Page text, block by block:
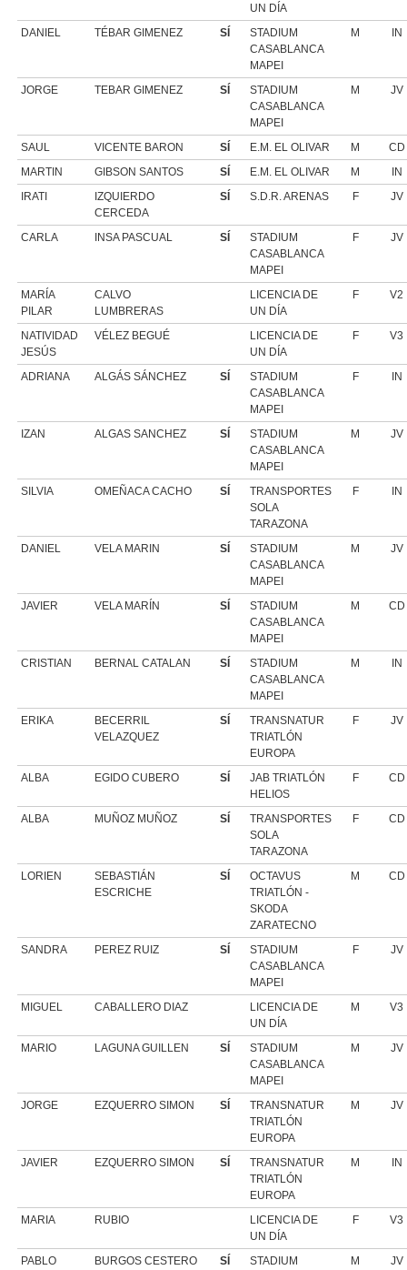
UN DÍA
DANIEL TÉBAR GIMENEZ SÍ
STADIUM
CASABLANCA
MAPEI
M IN
JORGE TEBAR GIMENEZ SÍ
STADIUM
CASABLANCA
MAPEI
M JV
SAUL VICENTE BARON SÍ E.M. EL OLIVAR M
CD
MARTIN
GIBSON SANTOS SÍ E.M. EL OLIVAR M
IN
IRATI
IZQUIERDO
CERCEDA
SÍ S.D.R. ARENAS F JV
CARLA INSA PASCUAL SÍ
STADIUM
CASABLANCA
MAPEI
F JV
MARÍA
PILAR
CALVO
LUMBRERAS
LICENCIA DE
UN DÍA
F V2
NATIVIDAD
JESÚS
VÉLEZ BEGUÉ
LICENCIA DE
UN DÍA
F V3
ADRIANA ALGÁS SÁNCHEZ SÍ
STADIUM
CASABLANCA
MAPEI
F IN
IZAN ALGAS SANCHEZ SÍ
STADIUM
CASABLANCA
MAPEI
M JV
SILVIA OMEÑACA CACHO SÍ
TRANSPORTES
SOLA
TARAZONA
F IN
DANIEL VELA MARIN SÍ
STADIUM
CASABLANCA
MAPEI
M JV
JAVIER VELA MARÍN SÍ
STADIUM
CASABLANCA
MAPEI
M CD
CRISTIAN BERNAL CATALAN SÍ
STADIUM
CASABLANCA
MAPEI
M IN
ERIKA
BECERRIL
VELAZQUEZ
SÍ
TRANSNATUR
TRIATLÓN
EUROPA
F JV
ALBA EGIDO CUBERO SÍ
JAB TRIATLÓN
HELIOS
F CD
ALBA MUÑOZ MUÑOZ SÍ
TRANSPORTES
SOLA
TARAZONA
F CD
LORIEN
SEBASTIÁN
ESCRICHE
SÍ
OCTAVUS
TRIATLÓN -
SKODA
ZARATECNO
M CD
SANDRA PEREZ RUIZ SÍ
STADIUM
CASABLANCA
MAPEI
F JV
MIGUEL CABALLERO DIAZ
LICENCIA DE
UN DÍA
M V3
MARIO LAGUNA GUILLEN SÍ
STADIUM
CASABLANCA
MAPEI
M JV
JORGE EZQUERRO SIMON SÍ
TRANSNATUR
TRIATLÓN
EUROPA
M JV
JAVIER EZQUERRO SIMON SÍ
TRANSNATUR
TRIATLÓN
EUROPA
M IN
MARIA RUBIO
LICENCIA DE
UN DÍA
F V3
PABLO BURGOS CESTERO SÍ
STADIUM
M JV